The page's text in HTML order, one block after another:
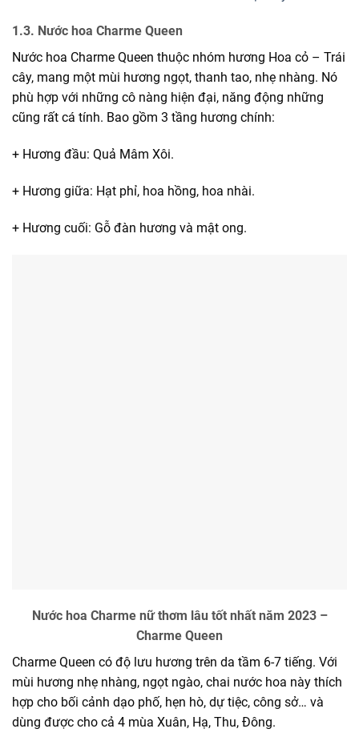
1.3. Nước hoa Charme Queen
Nước hoa Charme Queen thuộc nhóm hương Hoa cỏ – Trái
cây, mang một mùi hương ngọt, thanh tao, nhẹ nhàng. Nó
phù hợp với những cô nàng hiện đại, năng động những
cũng rất cá tính. Bao gồm 3 tầng hương chính:
+ Hương đầu: Quả Mâm Xôi.
+ Hương giữa: Hạt phỉ, hoa hồng, hoa nhài.
+ Hương cuối: Gỗ đàn hương và mật ong.
Nước hoa Charme nữ thơm lâu tốt nhất năm 2023 –
Charme Queen
Charme Queen có độ lưu hương trên da tầm 6-7 tiếng. Với
mùi hương nhẹ nhàng, ngọt ngào, chai nước hoa này thích
hợp cho bối cảnh dạo phố, hẹn hò, dự tiệc, công sở… và
dùng được cho cả 4 mùa Xuân, Hạ, Thu, Đông.